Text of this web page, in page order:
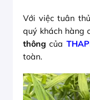
Với việc tuân
quý khách hàng
thông của
toàn.